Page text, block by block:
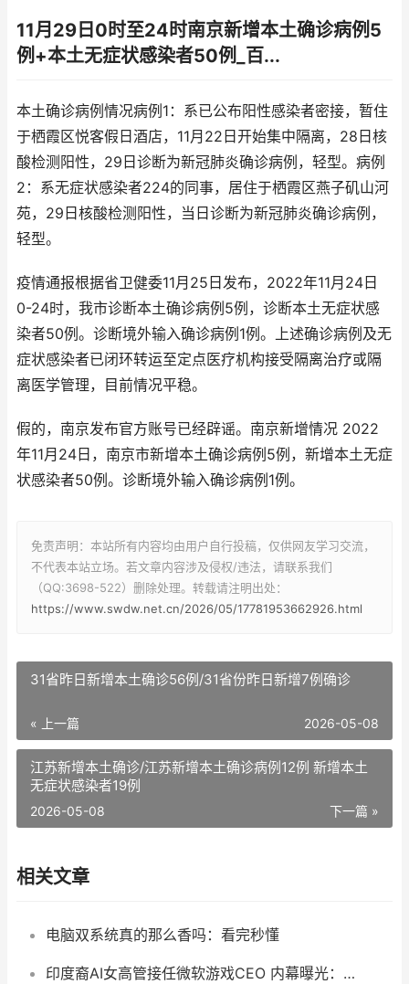
11月29日0时至24时南京新增本土确诊病例5
例+本土无症状感染者50例_百...
本土确诊病例情况病例1：系已公布阳性感染者密接，暂住
于栖霞区悦客假日酒店，11月22日开始集中隔离，28日核
酸检测阳性，29日诊断为新冠肺炎确诊病例，轻型。病例
2：系无症状感染者224的同事，居住于栖霞区燕子矶山河
苑，29日核酸检测阳性，当日诊断为新冠肺炎确诊病例，
轻型。
疫情通报根据省卫健委11月25日发布，2022年11月24日
0-24时，我市诊断本土确诊病例5例，诊断本土无症状感
染者50例。诊断境外输入确诊病例1例。上述确诊病例及无
症状感染者已闭环转运至定点医疗机构接受隔离治疗或隔
离医学管理，目前情况平稳。
假的，南京发布官方账号已经辟谣。南京新增情况 2022
年11月24日，南京市新增本土确诊病例5例，新增本土无症
状感染者50例。诊断境外输入确诊病例1例。
免责声明：本站所有内容均由用户自行投稿，仅供网友学习交流，
不代表本站立场。若文章内容涉及侵权/违法，请联系我们
（QQ:3698-522）删除处理。转载请注明出处：
https://www.swdw.net.cn/2026/05/17781953662926.html
31省昨日新增本土确诊56例/31省份昨日新增7例确诊
« 上一篇 2026-05-08
江苏新增本土确诊/江苏新增本土确诊病例12例 新增本土
无症状感染者19例
下一篇 »
2026-05-08
相关文章
电脑双系统真的那么香吗：看完秒懂
印度裔AI女高管接任微软游戏CEO 内幕曝光：前任业绩太差不能忍